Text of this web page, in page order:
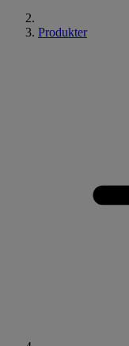
Produkter